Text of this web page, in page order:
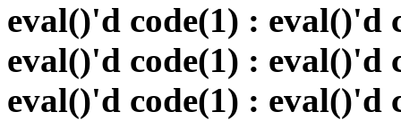
eval()'d code(1) : eval()'d
eval()'d code(1) : eval()'d
eval()'d code(1) : eval()'d